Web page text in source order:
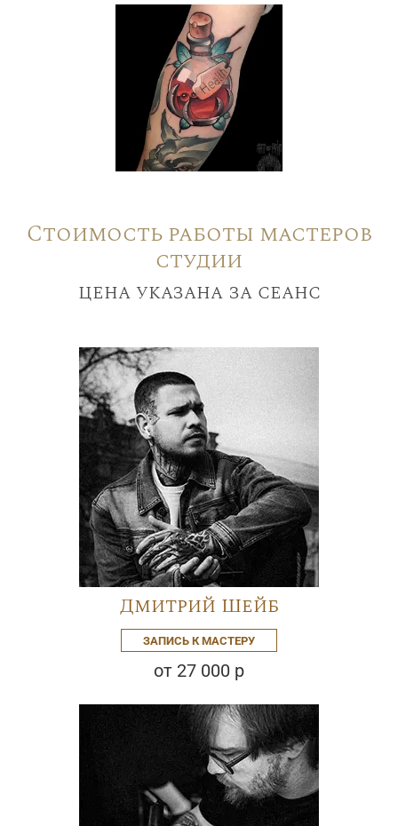
Стоимость работы мастеров
студии
цена указана за сеанс
Дмитрий Шейб
ЗАПИСЬ К МАСТЕРУ
от 27 000 р